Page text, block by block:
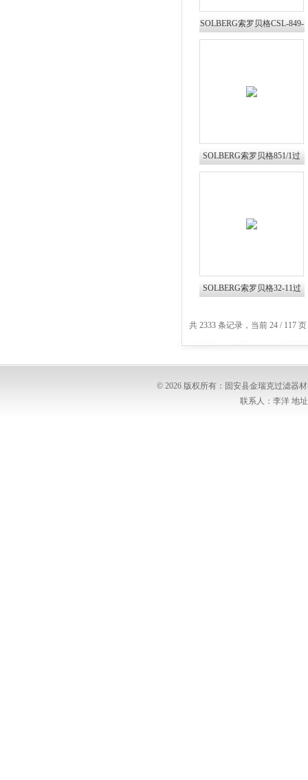
SOLBERG索罗贝格CSL-849-
150HC过滤器滤芯
SOLBERG索罗贝格851/1过
滤器滤芯CSL
SOLBERG索罗贝格32-11过
共 2333 条记录，当前 24 / 117
© 2026 版权所有：固安县金瑞克过滤器
联系人：李洋 地